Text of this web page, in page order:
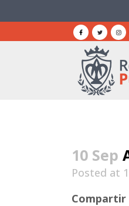
10 Sep
Posted at
Compartir